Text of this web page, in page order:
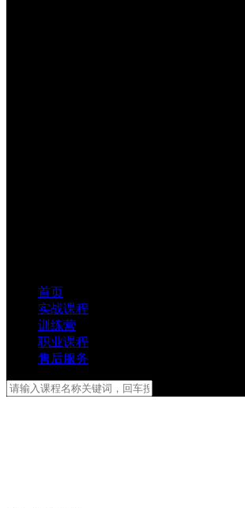
首页
实战课程
训练营
职业课程
售后服务